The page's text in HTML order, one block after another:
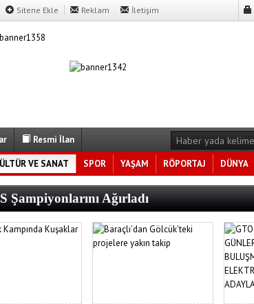
Sitene Ekle Reklam İletişim
Resmi İlan
VE SANAT SPOR YAŞAM RÖPORTAJ DÜNYA
Şampiyonlarını Ağırladı